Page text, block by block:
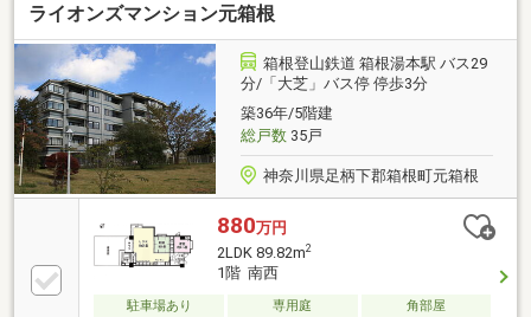
ライオンズマンション元箱根
箱根登山鉄道 箱根湯本駅 バス29
分/「大芝」バス停 停歩3分
築36年/5階建
総戸数35戸
神奈川県足柄下郡箱根町元箱根
880万円
2LDK 89.82m2
1階 南西
駐車場あり 専用庭
角部屋